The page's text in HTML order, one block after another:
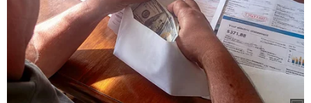
thương hiệu của họ nói lên công bằng xã hội
hoặc trao quyền cho người tiêu dùng tham gia
vào các cuộc đối thoại và bày tỏ cảm xúc của
công dân./.